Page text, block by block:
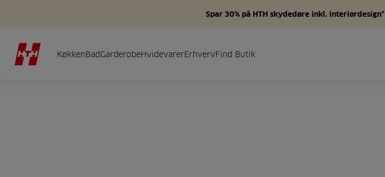
Spar 30% på HTH skydedøre inkl. interiørdesign*
KøkkenBadGarderobeHvidevarerErhvervFind Butik